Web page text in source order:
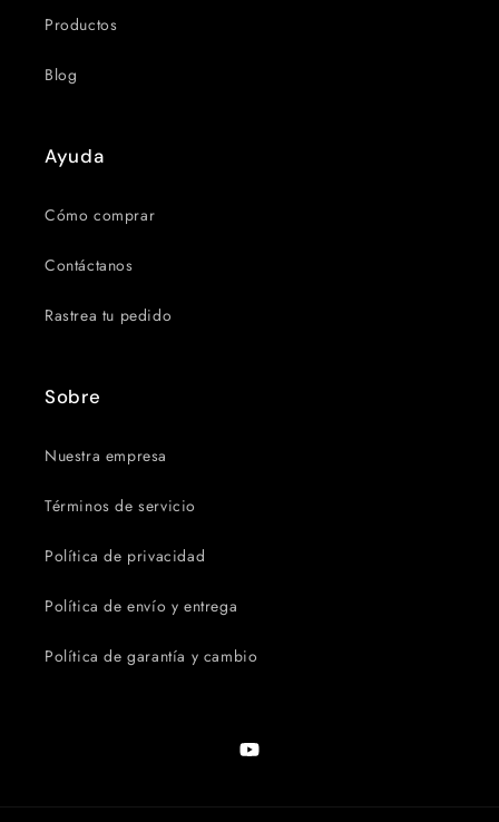
Productos
Blog
Ayuda
Cómo comprar
Contáctanos
Rastrea tu pedido
Sobre
Nuestra empresa
Términos de servicio
Política de privacidad
Política de envío y entrega
Política de garantía y cambio
YouTube